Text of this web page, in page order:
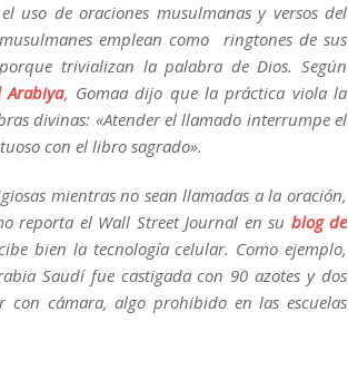
uso de oraciones musulmanas y versos del
emplean como ringtones de sus
trivializan la palabra de Dios. Según
Arabiya, Gomaa dijo que la práctica viola la
divinas: «Atender el llamado interrumpe el
con el libro sagrado».
mientras no sean llamadas a la oración,
reporta el Wall Street Journal en su blog de
bien la tecnología celular. Como ejemplo,
Saudí fue castigada con 90 azotes y dos
cámara, algo prohibido en las escuelas